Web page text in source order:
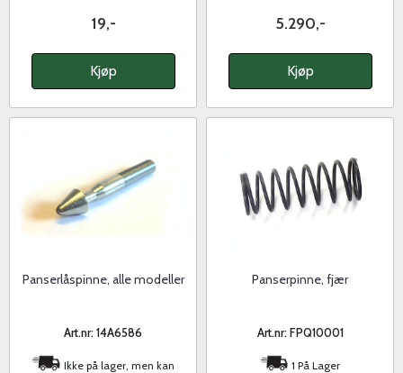
19,-
Kjøp
5.290,-
Kjøp
Panserlåspinne, alle modeller
Art.nr: 14A6586
Ikke på lager, men kan
Panserpinne, fjær
Art.nr: FPQ10001
1 På Lager